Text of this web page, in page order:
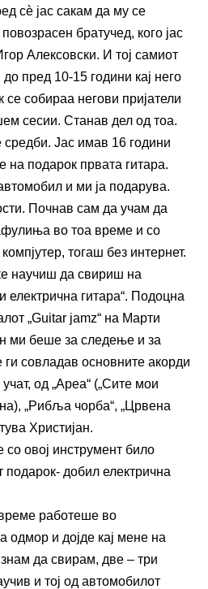
сѐ јас сакам да му се
братучед, кого јас
Алексовски. И тој самиот
пред 10-15 години кај него
се собираа негови пријатели
сесии. Станав дел од тоа.
Јас имав 16 години
на подарок првата гитара.
и ми ја подарува.
Почнав сам да учам да
во тоа време и со
тогаш без интернет.
научиш да свириш на
електрична гитара“. Подоцна
„Guitar jamz“ на Марти
ми беше за следење и за
совладав основните акорди
од „Ареа“ („Сите мои
„Рибља чорба“, „Црвена
Христијан.
овој инструмент било
подарок- добил електрична
работеше во
одмор и дојде кај мене на
да свирам, две – три
и тој од автомобилот